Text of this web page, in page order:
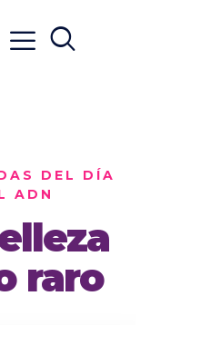
DEL DÍA
ADN
raro